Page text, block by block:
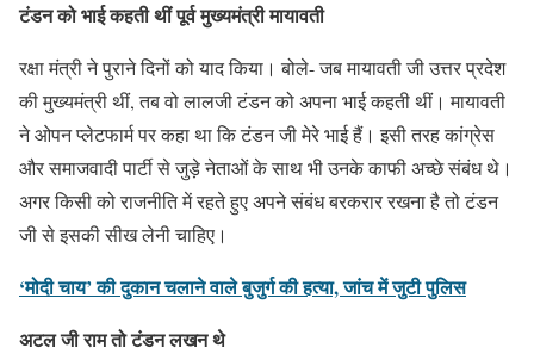
टंडन को भाई कहती थीं पूर्व मुख्यमंत्री मायावती
रक्षा मंत्री ने पुराने दिनों को याद किया। बोले- जब मायावती जी उत्तर प्रदेश
की मुख्यमंत्री थीं, तब वो लालजी टंडन को अपना भाई कहती थीं। मायावती
ने ओपन प्लेटफार्म पर कहा था कि टंडन जी मेरे भाई हैं। इसी तरह कांग्रेस
और समाजवादी पार्टी से जुड़े नेताओं के साथ भी उनके काफी अच्छे संबंध थे।
अगर किसी को राजनीति में रहते हुए अपने संबंध बरकरार रखना है तो टंडन
जी से इसकी सीख लेनी चाहिए।
‘मोदी चाय’ की दुकान चलाने वाले बुजुर्ग की हत्या, जांच में जुटी पुलिस
अटल जी राम तो टंडन लखन थे